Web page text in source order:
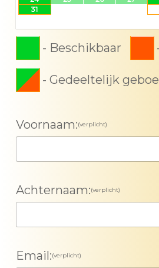
31
- Beschikbaar
- Gedeeltelijk
Voornaam:(verplicht)
Achternaam:(verplicht)
Email:(verplicht)